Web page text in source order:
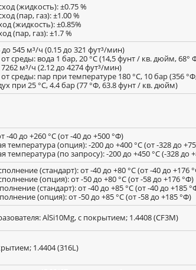
(жидкость): ±0.75 %
(пар, газ): ±1.00 %
(жидкость): ±0.85%
(пар, газ): ±1.7 %
545 м³/ч (0.15 до 321 фут³/мин)
среды: вода 1 бар, 20 °С (14,5 фунт / кв. дюйм, 68°
7262 м³/ч (2.12 до 4274 фут³/мин)
среды: пар при температуре 180 °С, 10 бар (356
при 25 °С, 4.4 бар (77 °Ф, 63.8 фунт / кв. дюйм)
-40 до +260 °C (от -40 до +500 °Ф)
температура (опция): -200 до +400 °C (от -328 до
температура (по запросу): -200 до +450 °C (-328 до
(стандарт): от -40 до +80 °C (от -40 до +176
(опция): от -50 до +80 °C (от -58 до +176 °Ф)
(стандарт): от -40 до +85 °C (от -40 до +185
(опция): от -50 до +85 °C (от -58 до +185 °Ф)
AlSi10Mg, с покрытием; 1.4408 (CF3M)
1.4404 (316L)